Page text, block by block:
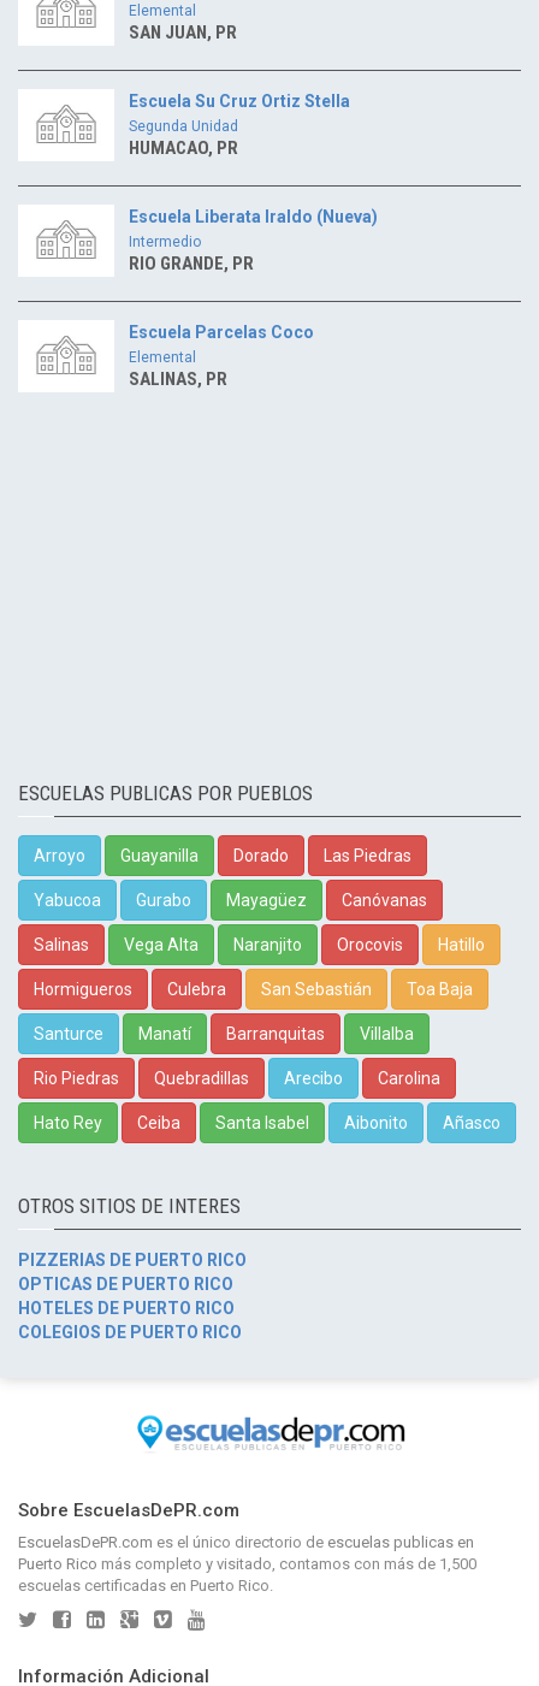
Elemental
SAN JUAN, PR
Escuela Su Cruz Ortiz Stella
Segunda Unidad
HUMACAO, PR
Escuela Liberata Iraldo (Nueva)
Intermedio
RIO GRANDE, PR
Escuela Parcelas Coco
Elemental
SALINAS, PR
ESCUELAS PUBLICAS POR PUEBLOS
Arroyo Guayanilla Dorado Las Piedras
Yabucoa Gurabo Mayagüez Canóvanas
Salinas Vega Alta Naranjito Orocovis Hatillo
Hormigueros Culebra San Sebastián Toa Baja
Santurce Manatí Barranquitas Villalba
Rio Piedras Quebradillas Arecibo Carolina
Hato Rey Ceiba Santa Isabel Aibonito Añasco
OTROS SITIOS DE INTERES
PIZZERIAS DE PUERTO RICO
OPTICAS DE PUERTO RICO
HOTELES DE PUERTO RICO
COLEGIOS DE PUERTO RICO
Sobre EscuelasDePR.com
EscuelasDePR.com es el único directorio de escuelas publicas en
Puerto Rico más completo y visitado, contamos con más de 1,500
escuelas certificadas en Puerto Rico.
Información Adicional